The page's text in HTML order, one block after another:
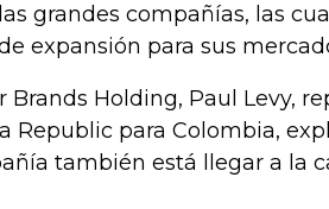
grandes compañías, las
expansión para sus
Brands Holding, Paul Levy,
Republic para Colombia,
también está llegar a la